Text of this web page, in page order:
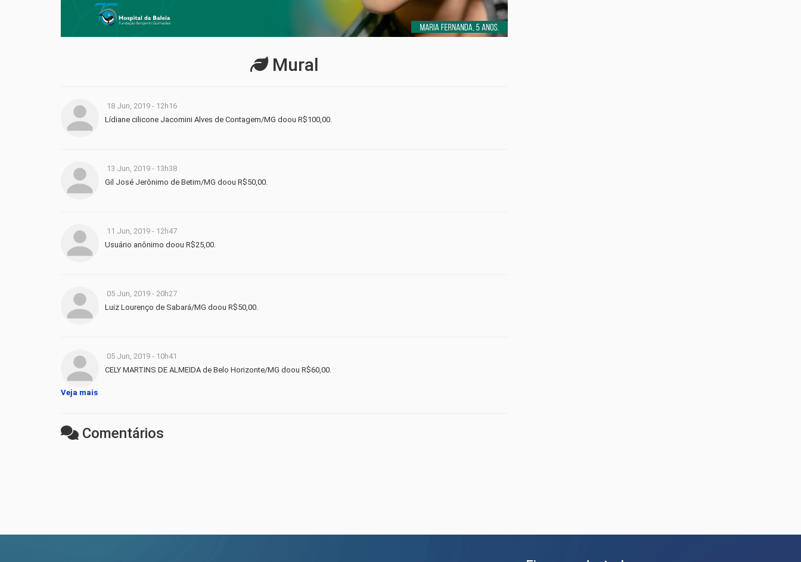
Mural
18 Jun, 2019 - 12h16
Lídiane cilicone Jacomini Alves de Contagem/MG doou R$100,00.
13 Jun, 2019 - 13h38
Gil José Jerônimo de Betim/MG doou R$50,00.
11 Jun, 2019 - 12h47
Usuário anônimo doou R$25,00.
05 Jun, 2019 - 20h27
Luiz Lourenço de Sabará/MG doou R$50,00.
05 Jun, 2019 - 10h41
CELY MARTINS DE ALMEIDA de Belo Horizonte/MG doou R$60,00.
Veja mais
Comentários